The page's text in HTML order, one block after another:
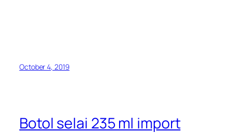
October 4, 2019
Botol selai 235 ml import